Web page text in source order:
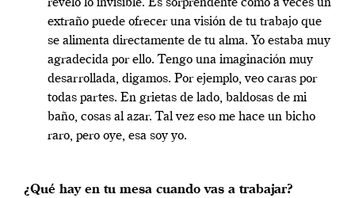
revelo lo invisible. Es sorprendente cómo a veces un
extraño puede ofrecer una visión de tu trabajo que
se alimenta directamente de tu alma. Yo estaba muy
agradecida por ello. Tengo una imaginación muy
desarrollada, digamos. Por ejemplo, veo caras por
todas partes. En grietas de lado, baldosas de mi
baño, cosas al azar. Tal vez eso me hace un bicho
raro, pero oye, esa soy yo.
¿Qué hay en tu mesa cuando vas a trabajar?